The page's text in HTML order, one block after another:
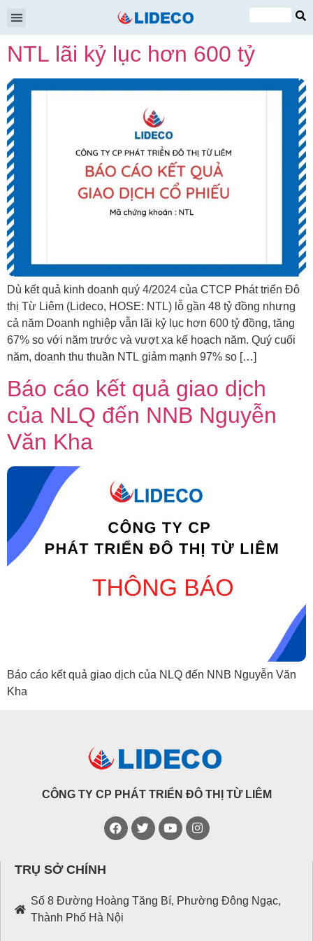
VI
NTL lãi kỷ lục hơn 600 tỷ
Dù kết quả kinh doanh quý 4/2024 của CTCP Phát triển Đô
thị Từ Liêm (Lideco, HOSE: NTL) lỗ gần 48 tỷ đồng nhưng
cả năm Doanh nghiệp vẫn lãi kỷ lục hơn 600 tỷ đồng, tăng
67% so với năm trước và vượt xa kế hoạch năm. Quý cuối
năm, doanh thu thuần NTL giảm mạnh 97% so […]
Báo cáo kết quả giao dịch
của NLQ đến NNB Nguyễn
Văn Kha
Báo cáo kết quả giao dịch của NLQ đến NNB Nguyễn Văn
Kha
CÔNG TY CP PHÁT TRIỂN ĐÔ THỊ TỪ LIÊM
TRỤ SỞ CHÍNH
Số 8 Đường Hoàng Tăng Bí, Phường Đông Ngạc,
Thành Phố Hà Nội